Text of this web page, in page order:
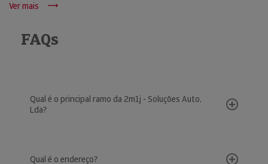
Ver mais
FAQs
Qual é o principal ramo da 2m1j - Soluções Auto,
Lda?
Qual é o endereço?